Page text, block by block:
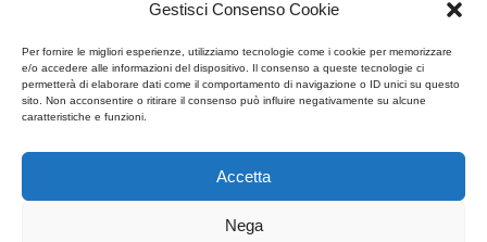
Gestisci Consenso Cookie
Per fornire le migliori esperienze, utilizziamo tecnologie come i cookie per memorizzare
e/o accedere alle informazioni del dispositivo. Il consenso a queste tecnologie ci
permetterà di elaborare dati come il comportamento di navigazione o ID unici su questo
sito. Non acconsentire o ritirare il consenso può influire negativamente su alcune
caratteristiche e funzioni.
Accetta
Nega
che le hanno adoperate nelle loro creazioni.
← 1